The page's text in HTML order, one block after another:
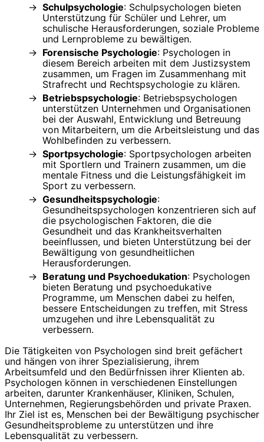
Schulpsychologie: Schulpsychologen bieten
Unterstützung für Schüler und Lehrer, um
schulische Herausforderungen, soziale Probleme
und Lernprobleme zu bewältigen.
Forensische Psychologie: Psychologen in
diesem Bereich arbeiten mit dem Justizsystem
zusammen, um Fragen im Zusammenhang mit
Strafrecht und Rechtspsychologie zu klären.
Betriebspsychologie: Betriebspsychologen
unterstützen Unternehmen und Organisationen
bei der Auswahl, Entwicklung und Betreuung
von Mitarbeitern, um die Arbeitsleistung und das
Wohlbefinden zu verbessern.
Sportpsychologie: Sportpsychologen arbeiten
mit Sportlern und Trainern zusammen, um die
mentale Fitness und die Leistungsfähigkeit im
Sport zu verbessern.
Gesundheitspsychologie:
Gesundheitspsychologen konzentrieren sich auf
die psychologischen Faktoren, die die
Gesundheit und das Krankheitsverhalten
beeinflussen, und bieten Unterstützung bei der
Bewältigung von gesundheitlichen
Herausforderungen.
Beratung und Psychoedukation: Psychologen
bieten Beratung und psychoedukative
Programme, um Menschen dabei zu helfen,
bessere Entscheidungen zu treffen, mit Stress
umzugehen und ihre Lebensqualität zu
verbessern.
Die Tätigkeiten von Psychologen sind breit gefächert
und hängen von ihrer Spezialisierung, ihrem
Arbeitsumfeld und den Bedürfnissen ihrer Klienten ab.
Psychologen können in verschiedenen Einstellungen
arbeiten, darunter Krankenhäuser, Kliniken, Schulen,
Unternehmen, Regierungsbehörden und private Praxen.
Ihr Ziel ist es, Menschen bei der Bewältigung psychischer
Gesundheitsprobleme zu unterstützen und ihre
Lebensqualität zu verbessern.